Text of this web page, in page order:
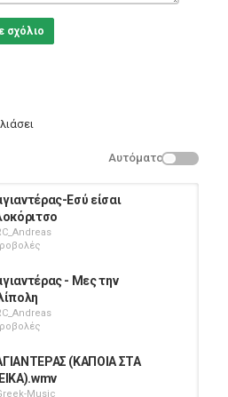
σχόλιο
Αυτόματο
Εσύ είσαι
- Μες την
(ΚΑΠΟΙΑ ΣΤΑ
Music